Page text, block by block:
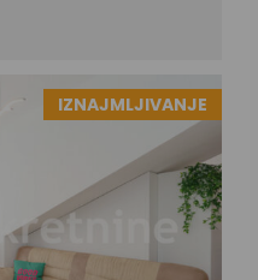
IZNAJMLJIVANJE